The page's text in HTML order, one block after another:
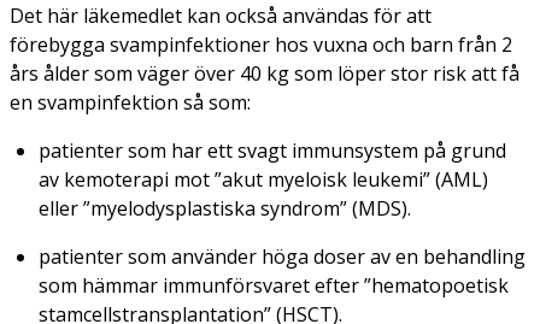
Det här läkemedlet kan också användas för att
förebygga svampinfektioner hos vuxna och barn från 2
års ålder som väger över 40 kg som löper stor risk att få
en svampinfektion så som:
patienter som har ett svagt immunsystem på grund
av kemoterapi mot ”akut myeloisk leukemi” (AML)
eller ”myelodysplastiska syndrom” (MDS).
patienter som använder höga doser av en behandling
som hämmar immunförsvaret efter ”hematopoetisk
stamcellstransplantation” (HSCT).